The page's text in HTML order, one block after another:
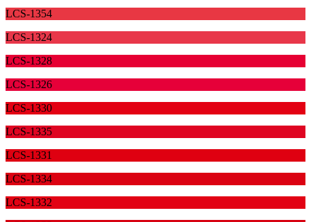
LCS-1354
LCS-1324
LCS-1328
LCS-1326
LCS-1330
LCS-1335
LCS-1331
LCS-1334
LCS-1332